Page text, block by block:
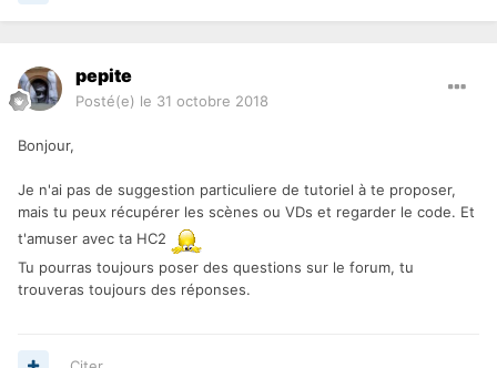
pepite
Posté(e) le 31 octobre 2018
Bonjour,
Je n'ai pas de suggestion particuliere de tutoriel à te proposer,
mais tu peux récupérer les scènes ou VDs et regarder le code. Et
t'amuser avec ta HC2
Tu pourras toujours poser des questions sur le forum, tu
trouveras toujours des réponses.